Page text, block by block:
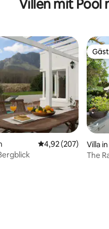
Villen mit Pool
von 5, 72 Bewertungen
Durchschnittliche
4,92 (207)
Villa
The